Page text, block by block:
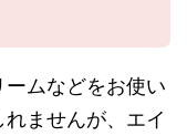
ムなどをお使い
ませんが、エイ